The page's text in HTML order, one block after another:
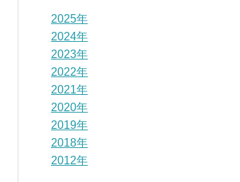
2025年
2024年
2023年
2022年
2021年
2020年
2019年
2018年
2012年